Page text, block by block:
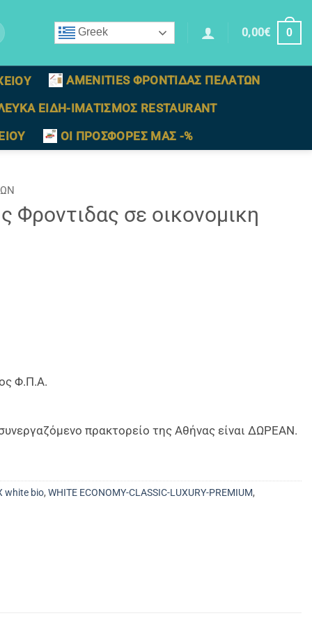
Greek 0,00€ 0
AMENITIES ΦΡΟΝΤΙΔΑΣ ΠΕΛΑΤΩΝ
ΕΙΔΗ-ΙΜΑΤΙΣΜΟΣ RESTAURANT
ΟΙ ΠΡΟΣΦΟΡΕΣ ΜΑΣ -%
Φροντιδας σε οικονομικη
Φ.Π.Α.
πρακτορείο της Αθήνας είναι ΔΩΡΕΑΝ.
white bio, WHITE ECONOMY-CLASSIC-LUXURY-PREMIUM,